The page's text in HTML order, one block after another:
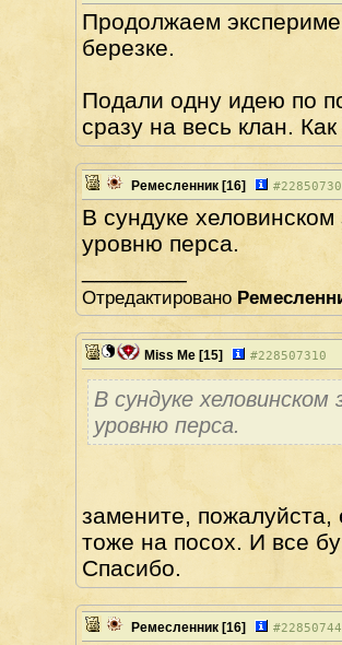
Продолжаем
березке.
Подали одну идею по
сразу на весь клан.
Ремесленник [16] #
В сундуке
уровню перса.
________
Отредактировано
Miss Me [15] #228507310
В сундуке
уровню перса.
замените, пожалуйста,
тоже на посох. И все
Спасибо.
Ремесленник [16] #